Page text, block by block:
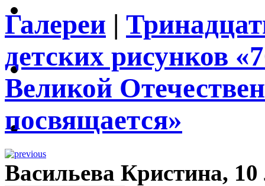
Галереи |
детских рисунков
Великой
посвящается»
Васильева Кристина, 10